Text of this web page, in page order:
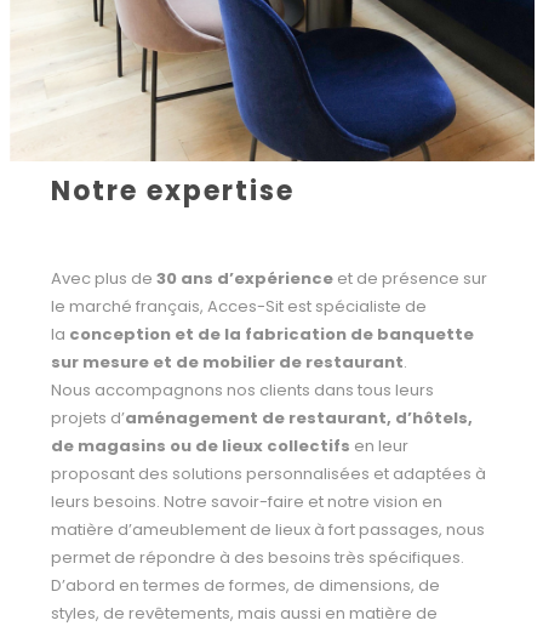
Notre expertise
Avec plus de30 ans d’expérience et de présence sur
le marché français, Acces-Sit est spécialiste de
la conception et de la fabrication de banquette
sur mesure et de mobilier de restaurant.
Nous accompagnons nos clients dans tous leurs
projets d’aménagement de restaurant, d’hôtels,
de magasins ou de lieux collectifs en leur
proposant des solutions personnalisées et adaptées à
leurs besoins. Notre savoir-faire et notre vision en
matière d’ameublement de lieux à fort passages, nous
permet de répondre à des besoins très spécifiques.
D’abord en termes de formes, de dimensions, de
styles, de revêtements, mais aussi en matière de